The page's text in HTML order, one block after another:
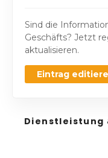
Sind die
Geschäfts? Jetzt
aktualisieren.
Eintrag
Dienstleistung